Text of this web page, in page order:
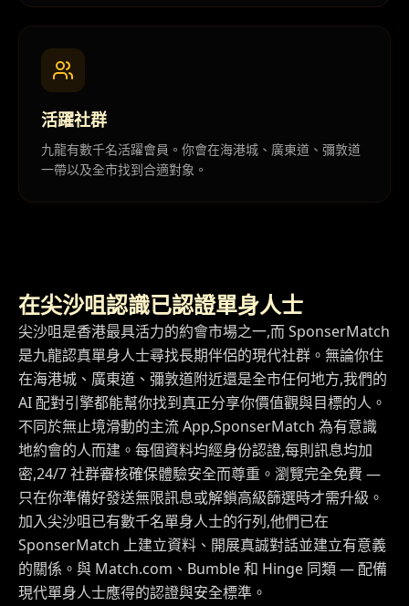
活躍社群
九龍有數千名活躍會員。你會在海港城、廣東道、彌敦道
一帶以及全市找到合適對象。
在尖沙咀認識已認證單身人士
尖沙咀是香港最具活力的約會市場之一,而 SponserMatch
是九龍認真單身人士尋找長期伴侶的現代社群。無論你住
在海港城、廣東道、彌敦道附近還是全市任何地方,我們的
AI 配對引擎都能幫你找到真正分享你價值觀與目標的人。
不同於無止境滑動的主流 App,SponserMatch 為有意識
地約會的人而建。每個資料均經身份認證,每則訊息均加
密,24/7 社群審核確保體驗安全而尊重。瀏覽完全免費 —
只在你準備好發送無限訊息或解鎖高級篩選時才需升級。
加入尖沙咀已有數千名單身人士的行列,他們已在
SponserMatch 上建立資料、開展真誠對話並建立有意義
的關係。與 Match.com、Bumble 和 Hinge 同類 — 配備
現代單身人士應得的認證與安全標準。